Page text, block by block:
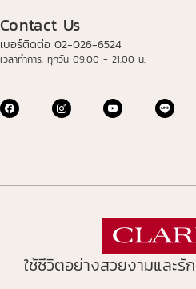
Contact Us
เบอร์ติดต่อ 02-026-6524
เวลาทำการ: ทุกวัน 09.00 - 21:00 น.
ใช้ชีวิตอย่างสวยงามและรั